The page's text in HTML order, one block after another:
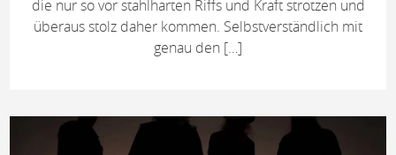
die nur so vor stahlharten Riffs und Kraft strotzen und
überaus stolz daher kommen. Selbstverständlich mit
genau den […]